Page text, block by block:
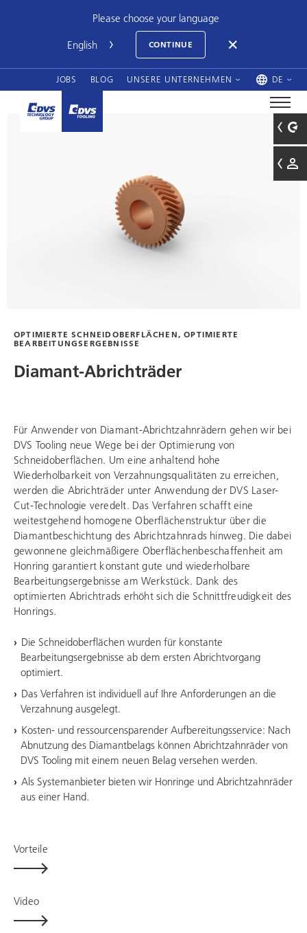
Please choose your language
CONTINUE
JOBS BLOG UNSERE UNTERNEHMEN DE
OPTIMIERTE SCHNEIDOBERFLÄCHEN, OPTIMIERTE
BEARBEITUNGSERGEBNISSE
Diamant-Abrichträder
Vorteile
Video
Für Anwender von Diamant-Abrichtzahnrädern gehen wir bei
DVS Tooling neue Wege bei der Optimierung von
Schneidoberflächen. Um eine anhaltend hohe
Wiederholbarkeit von Verzahnungsqualitäten zu erreichen,
werden die Abrichträder unter Anwendung der DVS Laser-
Cut-Technologie veredelt. Das Verfahren schafft eine
weitestgehend homogene Oberflächenstruktur über die
Diamantbeschichtung des Abrichtzahnrads hinweg. Die dabei
gewonnene gleichmäßigere Oberflächenbeschaffenheit am
Honring garantiert konstant gute und wiederholbare
Bearbeitungsergebnisse am Werkstück. Dank des
optimierten Abrichtrads erhöht sich die Schnittfreudigkeit des
Honrings.
Die Schneidoberflächen wurden für konstante
Bearbeitungsergebnisse ab dem ersten Abrichtvorgang
optimiert.
Das Verfahren ist individuell auf Ihre Anforderungen an die
Verzahnung ausgelegt.
Kosten- und ressourcensparender Aufbereitungsservice: Nach
Abnutzung des Diamantbelags können Abrichtzahnräder von
DVS Tooling mit einem neuen Belag versehen werden.
Als Systemanbieter bieten wir Honringe und Abrichtzahnräder
aus einer Hand.